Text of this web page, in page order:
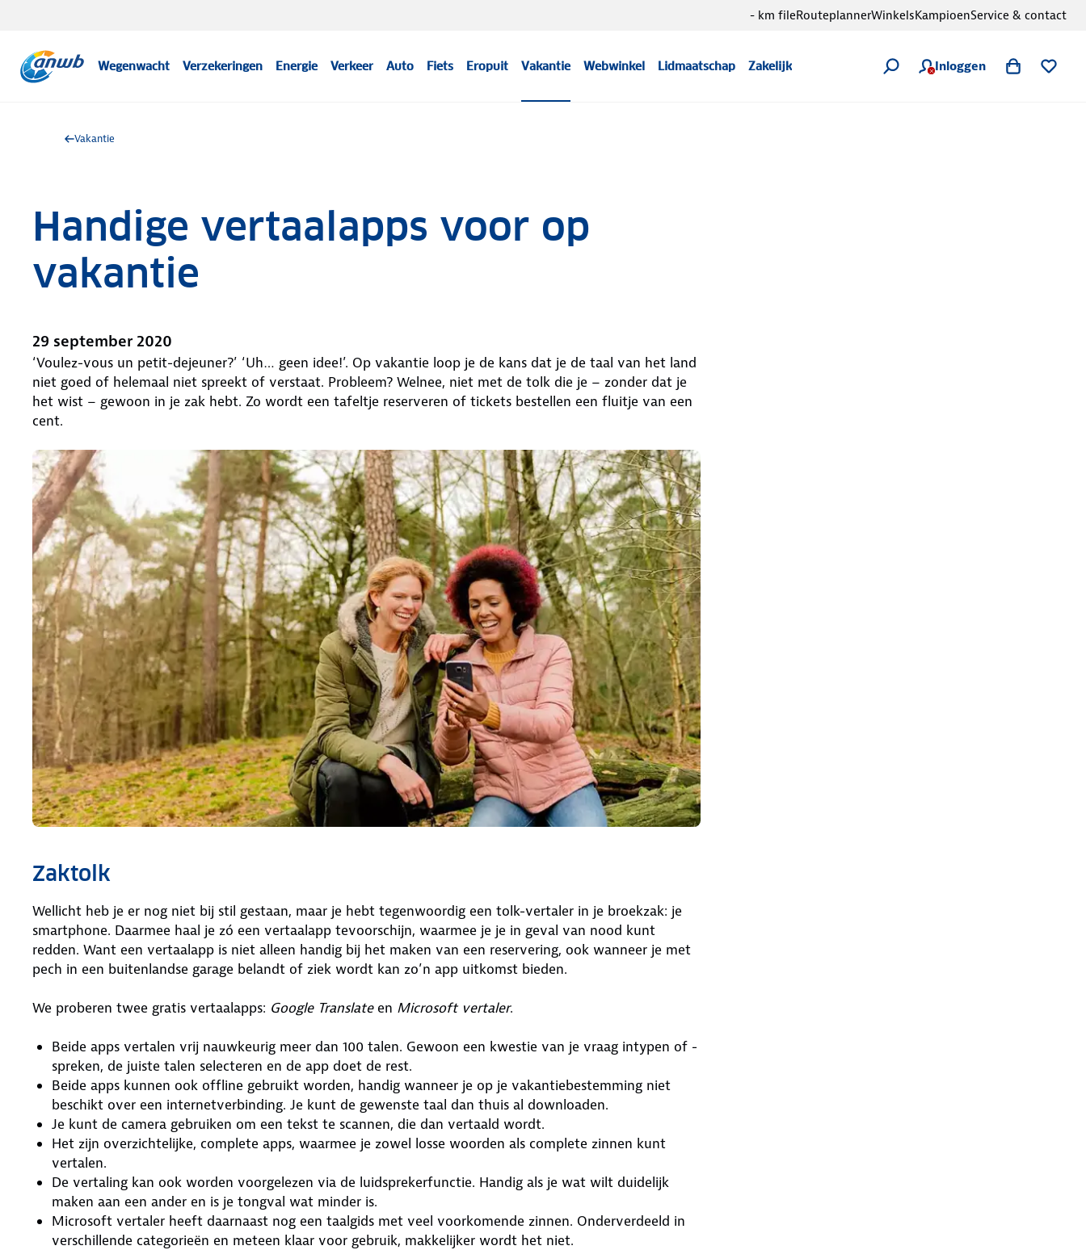
Wegenwacht Verzekeringen Energie Verkeer Auto Fiets Eropuit Vakantie Webwinkel Lidmaatschap Zakelijk Inloggen
- km fileRouteplannerWinkelsKampioenService & contact
Vakantie
Handige vertaalapps voor op
vakantie
29 september 2020
‘Voulez-vous un petit-dejeuner?’ ‘Uh… geen idee!’. Op vakantie loop je de kans dat je de taal van het land
niet goed of helemaal niet spreekt of verstaat. Probleem? Welnee, niet met de tolk die je – zonder dat je
het wist – gewoon in je zak hebt. Zo wordt een tafeltje reserveren of tickets bestellen een fluitje van een
cent.
Zaktolk
Wellicht heb je er nog niet bij stil gestaan, maar je hebt tegenwoordig een tolk-vertaler in je broekzak: je
smartphone. Daarmee haal je zó een vertaalapp tevoorschijn, waarmee je je in geval van nood kunt
redden. Want een vertaalapp is niet alleen handig bij het maken van een reservering, ook wanneer je met
pech in een buitenlandse garage belandt of ziek wordt kan zo’n app uitkomst bieden.
We proberen twee gratis vertaalapps: Google Translateen Microsoft vertaler.
Beide apps vertalen vrij nauwkeurig meer dan 100 talen. Gewoon een kwestie van je vraag intypen of -
spreken, de juiste talen selecteren en de app doet de rest.
Beide apps kunnen ook offline gebruikt worden, handig wanneer je op je vakantiebestemming niet
beschikt over een internetverbinding. Je kunt de gewenste taal dan thuis al downloaden.
Je kunt de camera gebruiken om een tekst te scannen, die dan vertaald wordt.
Het zijn overzichtelijke, complete apps, waarmee je zowel losse woorden als complete zinnen kunt
vertalen.
De vertaling kan ook worden voorgelezen via de luidsprekerfunctie. Handig als je wat wilt duidelijk
maken aan een ander en is je tongval wat minder is.
Microsoft vertaler heeft daarnaast nog een taalgids met veel voorkomende zinnen. Onderverdeeld in
verschillende categorieën en meteen klaar voor gebruik, makkelijker wordt het niet.